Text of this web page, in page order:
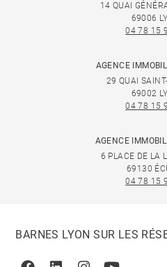
14 QUAI
69006
04 78 15
AGENCE
29 QUAI
69002
04 78 15
AGENCE
6 PLACE DE LA
69130
04 78 15
BARNES LYON SUR LES